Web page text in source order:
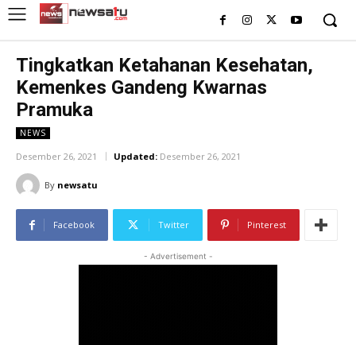
Tingkatkan Ketahanan Kesehatan,
Kemenkes Gandeng Kwarnas
Pramuka
NEWS
Desember 26, 2021 Updated: Desember 26, 2021
By newsatu
Facebook Twitter Pinterest
- Advertisement -